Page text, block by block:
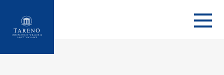
Startseite